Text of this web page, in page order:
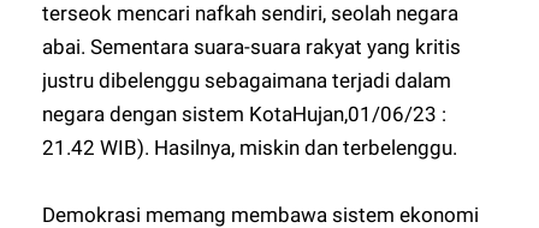
terseok mencari nafkah sendiri, seolah negara
abai. Sementara suara-suara rakyat yang kritis
justru dibelenggu sebagaimana terjadi dalam
negara dengan sistem KotaHujan,01/06/23 :
21.42 WIB). Hasilnya, miskin dan terbelenggu.
Demokrasi memang membawa sistem ekonomi